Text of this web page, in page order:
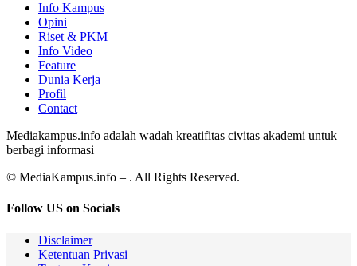
Info Kampus
Opini
Riset & PKM
Info Video
Feature
Dunia Kerja
Profil
Contact
Mediakampus.info adalah wadah kreatifitas civitas akademi untuk
berbagi informasi
© MediaKampus.info – . All Rights Reserved.
Follow US on Socials
Disclaimer
Ketentuan Privasi